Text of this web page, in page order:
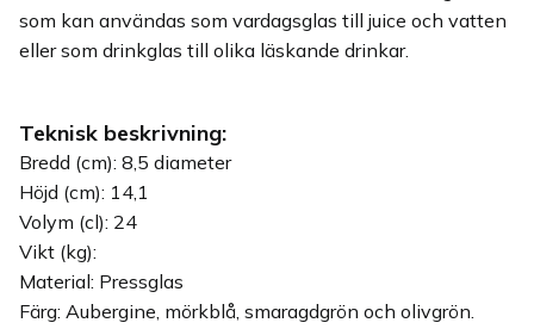
som kan användas som vardagsglas till juice och vatten
eller som drinkglas till olika läskande drinkar.
Teknisk beskrivning:
Bredd (cm): 8,5 diameter
Höjd (cm): 14,1
Volym (cl): 24
Vikt (kg):
Material: Pressglas
Färg: Aubergine, mörkblå, smaragdgrön och olivgrön.